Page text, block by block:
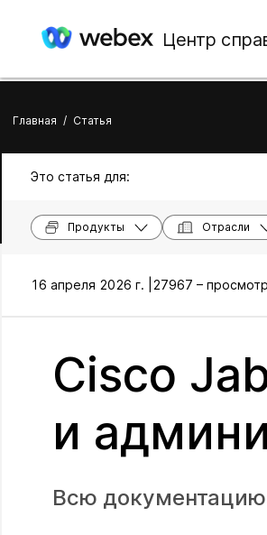
Центр
Главная / Статья
Это статья для:
Продукты Отрасли
16 апреля 2026 г. | 27967 –
Cisco
и
Всю документацию